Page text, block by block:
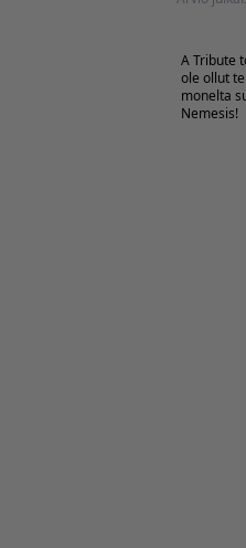
A Tribute
ole ollut
monelta
Nemesis!